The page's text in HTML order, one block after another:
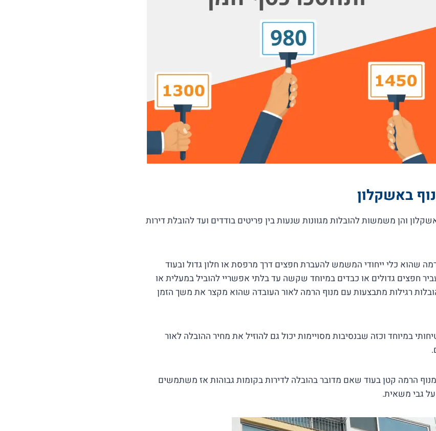
באשקלון
והן משמשות להובלות מגוונות שנעות בין פריטים בודדים ועד להובלת דירות
שהוא כלי ייחודי המשמש להעברת חפצים דרך מרפסת או חלון גדול ובעוד
חפצים גדולים או כבדים במיוחד שקשה עד בלתי אפשריי להוביל במעלית או
הובלות רגילות מתבצעות עם מנוף הרמה לאור העובדה שהוא מקצר את משך הזמן
במיוחד וכזה שבנסיבות מסויימות יכול גם להוזיל את מחיר ההובלה לאור
הרמה קטן בעוד שאם מדובר בהובלה לדירות בקומות גבוהות אז משתמשים
על גבי משאית.